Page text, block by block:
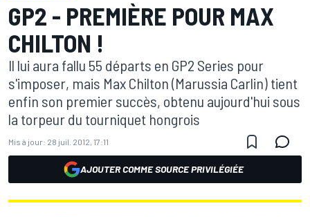
GP2 - PREMIÈRE POUR MAX
CHILTON !
Il lui aura fallu 55 départs en GP2 Series pour
s'imposer, mais Max Chilton (Marussia Carlin) tient
enfin son premier succès, obtenu aujourd'hui sous
la torpeur du tourniquet hongrois
Mis à jour: 28 juil. 2012, 17:11
AJOUTER COMME SOURCE PRIVILÉGIÉE